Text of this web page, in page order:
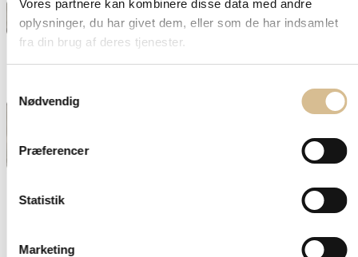
Vores partnere kan kombinere disse data med andre
oplysninger, du har givet dem, eller som de har indsamlet
fra din brug af deres tjenester.
Nødvendig
Præferencer
Statistik
Marketing